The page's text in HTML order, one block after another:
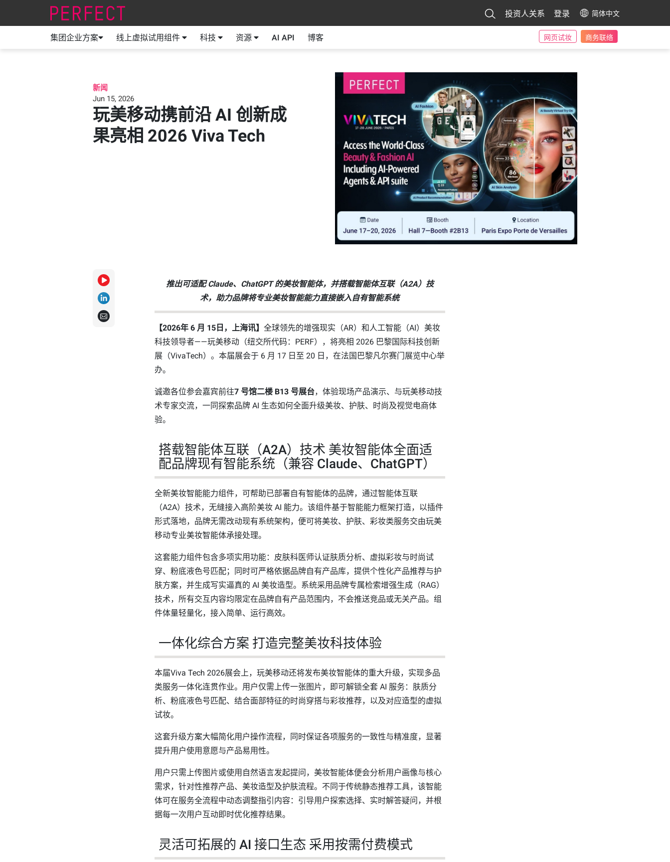
投资人关系 登录 简体中文
集团企业方案 线上虚拟试用组件 科技 资源 AI API 博客 网页试妆 商务联络
新闻
Jun 15, 2026
玩美移动携前沿 AI 创新成
果亮相 2026 Viva Tech
推出可适配 Claude、ChatGPT 的美妆智能体，并搭载智能体互联（A2A）技
术，助力品牌将专业美妆智能能力直接嵌入自有智能系统
【2026年 6 月 15日，上海讯】全球领先的增强现实（AR）和人工智能（AI）美妆
科技领导者——玩美移动（纽交所代码：PERF），将亮相 2026 巴黎国际科技创新
展（VivaTech）。本届展会于 6 月 17 日至 20 日，在法国巴黎凡尔赛门展览中心举
办。
诚邀各位参会嘉宾前往7 号馆二楼 B13 号展台，体验现场产品演示、与玩美移动技
术专家交流，一同探索品牌 AI 生态如何全面升级美妆、护肤、时尚及视觉电商体
验。
搭载智能体互联（A2A）技术 美妆智能体全面适
配品牌现有智能系统（兼容 Claude、ChatGPT）
全新美妆智能能力组件，可帮助已部署自有智能体的品牌，通过智能体互联
（A2A）技术，无缝接入高阶美妆 AI 能力。该组件基于智能能力框架打造，以插件
形式落地，品牌无需改动现有系统架构，便可将美妆、护肤、彩妆类服务交由玩美
移动专业美妆智能体承接处理。
这套能力组件包含多项实用功能：皮肤科医师认证肤质分析、虚拟彩妆与时尚试
穿、粉底液色号匹配；同时可严格依据品牌自有产品库，提供个性化产品推荐与护
肤方案，并生成写实逼真的 AI 美妆造型。系统采用品牌专属检索增强生成（RAG）
技术，所有交互内容均限定在品牌自有产品范围内，不会推送竞品或无关产品。组
件体量轻量化，接入简单、运行高效。
一体化综合方案 打造完整美妆科技体验
本届Viva Tech 2026展会上，玩美移动还将发布美妆智能体的重大升级，实现多品
类服务一体化连贯作业。用户仅需上传一张图片，即可解锁全套 AI 服务：肤质分
析、粉底液色号匹配、结合面部特征的时尚穿搭与彩妆推荐，以及对应造型的虚拟
试妆。
这套升级方案大幅简化用户操作流程，同时保证各项服务的一致性与精准度，显著
提升用户使用意愿与产品易用性。
用户只需上传图片或使用自然语言发起提问，美妆智能体便会分析用户画像与核心
需求，针对性推荐产品、美妆造型及护肤流程。不同于传统静态推荐工具，该智能
体可在服务全流程中动态调整指引内容：引导用户探索选择、实时解答疑问，并根
据每一次用户互动即时优化推荐结果。
灵活可拓展的 AI 接口生态 采用按需付费模式